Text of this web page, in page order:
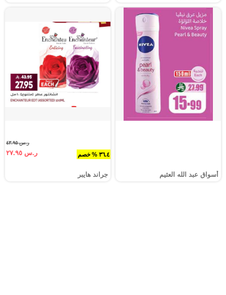
أسواق عبد الله العثيم
٣٦.٤ % خصم
ر.س ٤٣.٩٥
ر.س ٢٧.٩٥
جراند هايبر